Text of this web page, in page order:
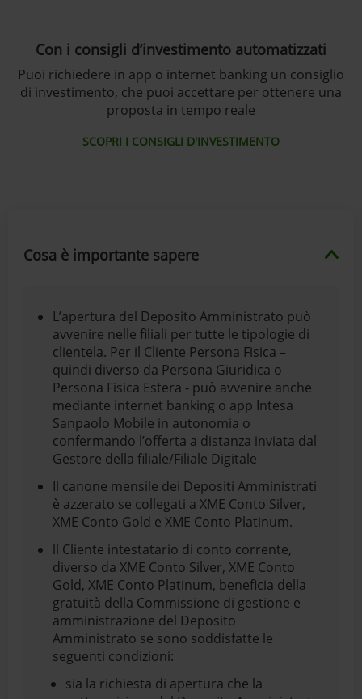
Con i consigli d’investimento automatizzati
Puoi richiedere in app o internet banking un consiglio
di investimento, che puoi accettare per ottenere una
proposta in tempo reale
SCOPRI I CONSIGLI D'INVESTIMENTO
Cosa è importante sapere
L’apertura del Deposito Amministrato può
avvenire nelle filiali per tutte le tipologie di
clientela. Per il Cliente Persona Fisica –
quindi diverso da Persona Giuridica o
Persona Fisica Estera - può avvenire anche
mediante internet banking o app Intesa
Sanpaolo Mobile in autonomia o
confermando l’offerta a distanza inviata dal
Gestore della filiale/Filiale Digitale
Il canone mensile dei Depositi Amministrati
è azzerato se collegati a XME Conto Silver,
XME Conto Gold e XME Conto Platinum.
ll Cliente intestatario di conto corrente,
diverso da XME Conto Silver, XME Conto
Gold, XME Conto Platinum, beneficia della
gratuità della Commissione di gestione e
amministrazione del Deposito
Amministrato se sono soddisfatte le
seguenti condizioni:
sia la richiesta di apertura che la